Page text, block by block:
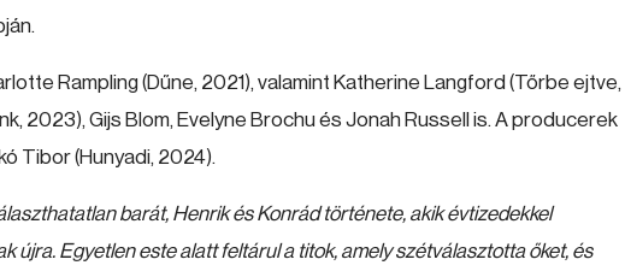
Rampling (Dűne, 2021), valamint Katherine Langford (Tőrbe ejtve,
2023), Gijs Blom, Evelyne Brochu és Jonah Russell is. A producerek
Tibor (Hunyadi, 2024).
barát, Henrik és Konrád története, akik évtizedekkel
újra. Egyetlen este alatt feltárul a titok, amely szétválasztotta őket, és